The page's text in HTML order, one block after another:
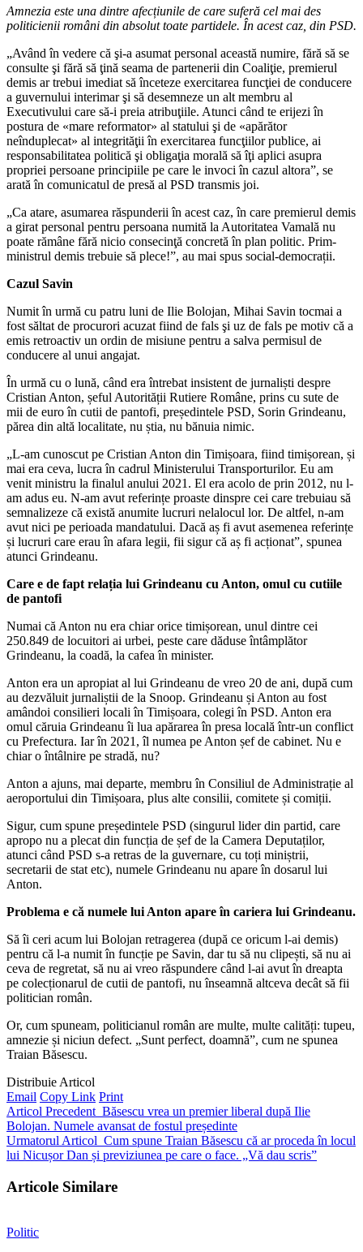
Amnezia este una dintre afecțiunile de care suferă cel mai des
politicienii români din absolut toate partidele. În acest caz, din PSD.
„Având în vedere că şi-a asumat personal această numire, fără să se
consulte şi fără să ţină seama de partenerii din Coaliţie, premierul
demis ar trebui imediat să înceteze exercitarea funcţiei de conducere
a guvernului interimar şi să desemneze un alt membru al
Executivului care să-i preia atribuţiile. Atunci când te erijezi în
postura de «mare reformator» al statului şi de «apărător
neînduplecat» al integrităţii în exercitarea funcţiilor publice, ai
responsabilitatea politică şi obligaţia morală să îţi aplici asupra
propriei persoane principiile pe care le invoci în cazul altora”, se
arată în comunicatul de presă al PSD transmis joi.
„Ca atare, asumarea răspunderii în acest caz, în care premierul demis
a girat personal pentru persoana numită la Autoritatea Vamală nu
poate rămâne fără nicio consecinţă concretă în plan politic. Prim-
ministrul demis trebuie să plece!”, au mai spus social-democrații.
Cazul Savin
Numit în urmă cu patru luni de Ilie Bolojan, Mihai Savin tocmai a
fost săltat de procurori acuzat fiind de fals şi uz de fals pe motiv că a
emis retroactiv un ordin de misiune pentru a salva permisul de
conducere al unui angajat.
În urmă cu o lună, când era întrebat insistent de jurnaliști despre
Cristian Anton, șeful Autorității Rutiere Române, prins cu sute de
mii de euro în cutii de pantofi, președintele PSD, Sorin Grindeanu,
părea din altă localitate, nu știa, nu bănuia nimic.
„L-am cunoscut pe Cristian Anton din Timișoara, fiind timișorean, și
mai era ceva, lucra în cadrul Ministerului Transporturilor. Eu am
venit ministru la finalul anului 2021. El era acolo de prin 2012, nu l-
am adus eu. N-am avut referințe proaste dinspre cei care trebuiau să
semnalizeze că există anumite lucruri nelalocul lor. De altfel, n-am
avut nici pe perioada mandatului. Dacă aș fi avut asemenea referințe
și lucruri care erau în afara legii, fii sigur că aș fi acționat”, spunea
atunci Grindeanu.
Care e de fapt relația lui Grindeanu cu Anton, omul cu cutiile
de pantofi
Numai că Anton nu era chiar orice timișorean, unul dintre cei
250.849 de locuitori ai urbei, peste care dăduse întâmplător
Grindeanu, la coadă, la cafea în minister.
Anton era un apropiat al lui Grindeanu de vreo 20 de ani, după cum
au dezvăluit jurnaliștii de la Snoop. Grindeanu și Anton au fost
amândoi consilieri locali în Timișoara, colegi în PSD. Anton era
omul căruia Grindeanu îi lua apărarea în presa locală într-un conflict
cu Prefectura. Iar în 2021, îl numea pe Anton șef de cabinet. Nu e
chiar o întâlnire pe stradă, nu?
Anton a ajuns, mai departe, membru în Consiliul de Administrație al
aeroportului din Timișoara, plus alte consilii, comitete și comiții.
Sigur, cum spune președintele PSD (singurul lider din partid, care
apropo nu a plecat din funcția de șef de la Camera Deputaților,
atunci când PSD s-a retras de la guvernare, cu toți miniștrii,
secretarii de stat etc), numele Grindeanu nu apare în dosarul lui
Anton.
Problema e că numele lui Anton apare în cariera lui Grindeanu.
Să îi ceri acum lui Bolojan retragerea (după ce oricum l-ai demis)
pentru că l-a numit în funcție pe Savin, dar tu să nu clipești, să nu ai
ceva de regretat, să nu ai vreo răspundere când l-ai avut în dreapta
pe colecționarul de cutii de pantofi, nu înseamnă altceva decât să fii
politician român.
Or, cum spuneam, politicianul român are multe, multe calități: tupeu,
amnezie și niciun defect. „Sunt perfect, doamnă”, cum ne spunea
Traian Băsescu.
Distribuie Articol
Email Copy Link Print
Articol Precedent Băsescu vrea un premier liberal după Ilie
Bolojan. Numele avansat de fostul președinte
Urmatorul Articol Cum spune Traian Băsescu că ar proceda în locul
lui Nicușor Dan și previziunea pe care o face. „Vă dau scris”
Articole Similare
Politic